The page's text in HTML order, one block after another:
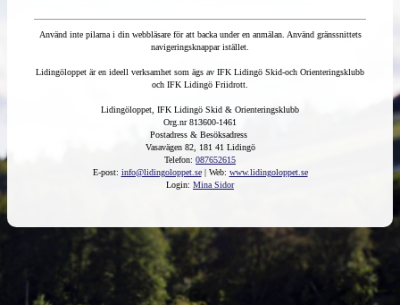
Använd inte pilarna i din webbläsare för att backa under en anmälan. Använd gränssnittets
navigeringsknappar istället.
Lidingöloppet är en ideell verksamhet som ägs av IFK Lidingö Skid-och Orienteringsklubb
och IFK Lidingö Friidrott.
Lidingöloppet, IFK Lidingö Skid & Orienteringsklubb
Org.nr 813600-1461
Postadress & Besöksadress
Vasavägen 82, 181 41 Lidingö
Telefon: 087652615
E-post: info@lidingoloppet.se| Web: www.lidingoloppet.se
Login: Mina Sidor